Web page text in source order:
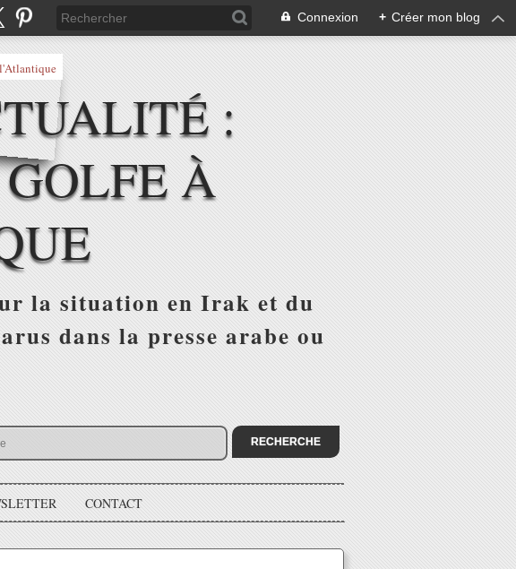
Connexion + Créer mon blog
:
À
la situation en Irak et du
dans la presse arabe ou
CONTACT